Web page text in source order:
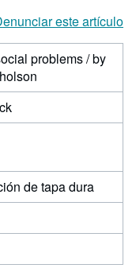
este artículo
problems / by
de tapa dura